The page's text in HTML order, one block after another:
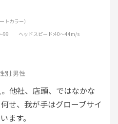
トカラー）
99 ヘッドスピード:40～44m/s
別:男性
他社、店頭、ではなかな
せ、我が手はグローブサイ
ます。